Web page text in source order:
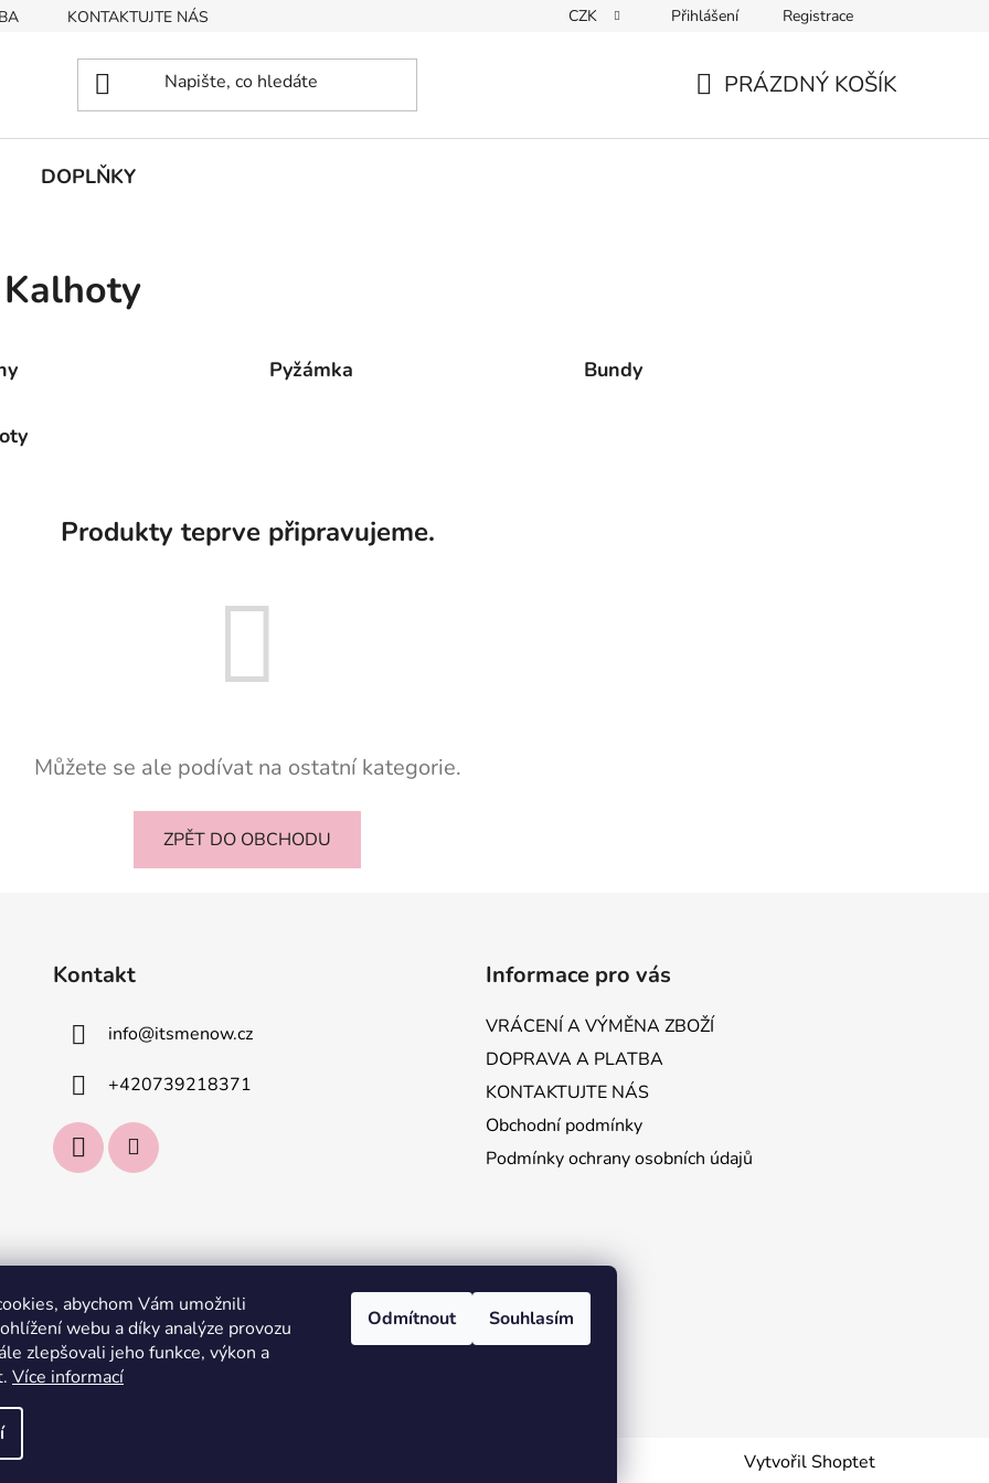
abychom Vám umožnili
webu a díky analýze provozu
zlepšovali jeho funkce, výkon a
Více informací
Odmítnout Souhlasím
KONTAKTUJTE NÁS Podmínky ochrany osobních údajů
CZK Přihlášení Registrace
PRÁZDNÝ KOŠÍK
DOPLŇKY
Pyžámka Bundy
Produkty teprve připravujeme.
Můžete se ale podívat na ostatní kategorie.
ZPĚT DO OBCHODU
Kontakt
info@itsmenow.cz
+420739218371
Informace pro vás
VRÁCENÍ A VÝMĚNA ZBOŽÍ
DOPRAVA A PLATBA
KONTAKTUJTE NÁS
Obchodní podmínky
Podmínky ochrany osobních údajů
Vytvořil Shoptet
práva vyhrazena.